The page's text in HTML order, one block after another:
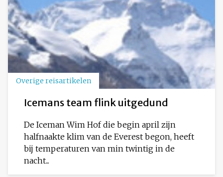
Overige reisartikelen
Icemans team flink uitgedund
De Iceman Wim Hof die begin april zijn
halfnaakte klim van de Everest begon, heeft
bij temperaturen van min twintig in de
nacht...